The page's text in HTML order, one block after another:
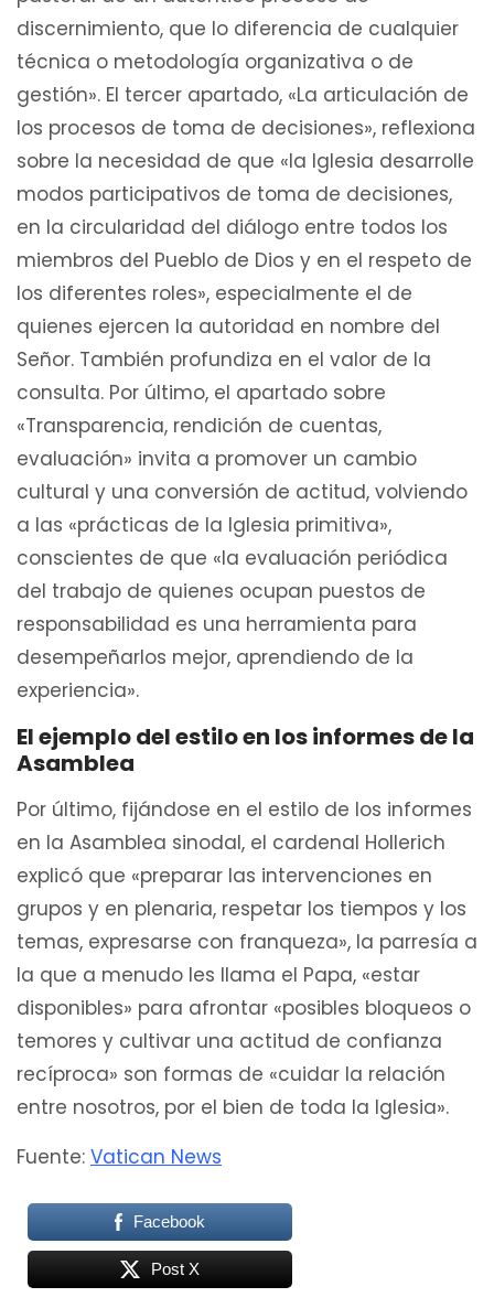
discernimiento, que lo diferencia de cualquier
técnica o metodología organizativa o de
gestión». El tercer apartado, «La articulación de
los procesos de toma de decisiones», reflexiona
sobre la necesidad de que «la Iglesia desarrolle
modos participativos de toma de decisiones,
en la circularidad del diálogo entre todos los
miembros del Pueblo de Dios y en el respeto de
los diferentes roles», especialmente el de
quienes ejercen la autoridad en nombre del
Señor. También profundiza en el valor de la
consulta. Por último, el apartado sobre
«Transparencia, rendición de cuentas,
evaluación» invita a promover un cambio
cultural y una conversión de actitud, volviendo
a las «prácticas de la Iglesia primitiva»,
conscientes de que «la evaluación periódica
del trabajo de quienes ocupan puestos de
responsabilidad es una herramienta para
desempeñarlos mejor, aprendiendo de la
experiencia».
El ejemplo del estilo en los informes de la
Asamblea
Por último, fijándose en el estilo de los informes
en la Asamblea sinodal, el cardenal Hollerich
explicó que «preparar las intervenciones en
grupos y en plenaria, respetar los tiempos y los
temas, expresarse con franqueza», la parresía a
la que a menudo les llama el Papa, «estar
disponibles» para afrontar «posibles bloqueos o
temores y cultivar una actitud de confianza
recíproca» son formas de «cuidar la relación
entre nosotros, por el bien de toda la Iglesia».
Fuente: Vatican News
Facebook
Post X